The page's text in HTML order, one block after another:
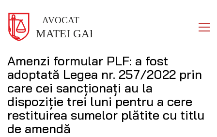
Amenzi formular PLF: a fost
adoptată Legea nr. 257/2022 prin
care cei sancționați au la
dispoziție trei luni pentru a cere
restituirea sumelor plătite cu titlu
de amendă